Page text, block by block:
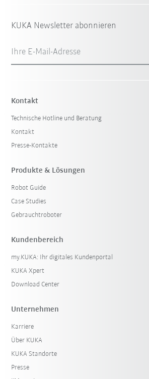
KUKA Newsletter abonnieren
Ihre E-Mail-Adresse
Kontakt
Technische Hotline und Beratung
Kontakt
Presse-Kontakte
Produkte & Lösungen
Robot Guide
Case Studies
Gebrauchtroboter
Kundenbereich
my.KUKA: Ihr digitales Kundenportal
KUKA Xpert
Download Center
Unternehmen
Karriere
Über KUKA
KUKA Standorte
Presse